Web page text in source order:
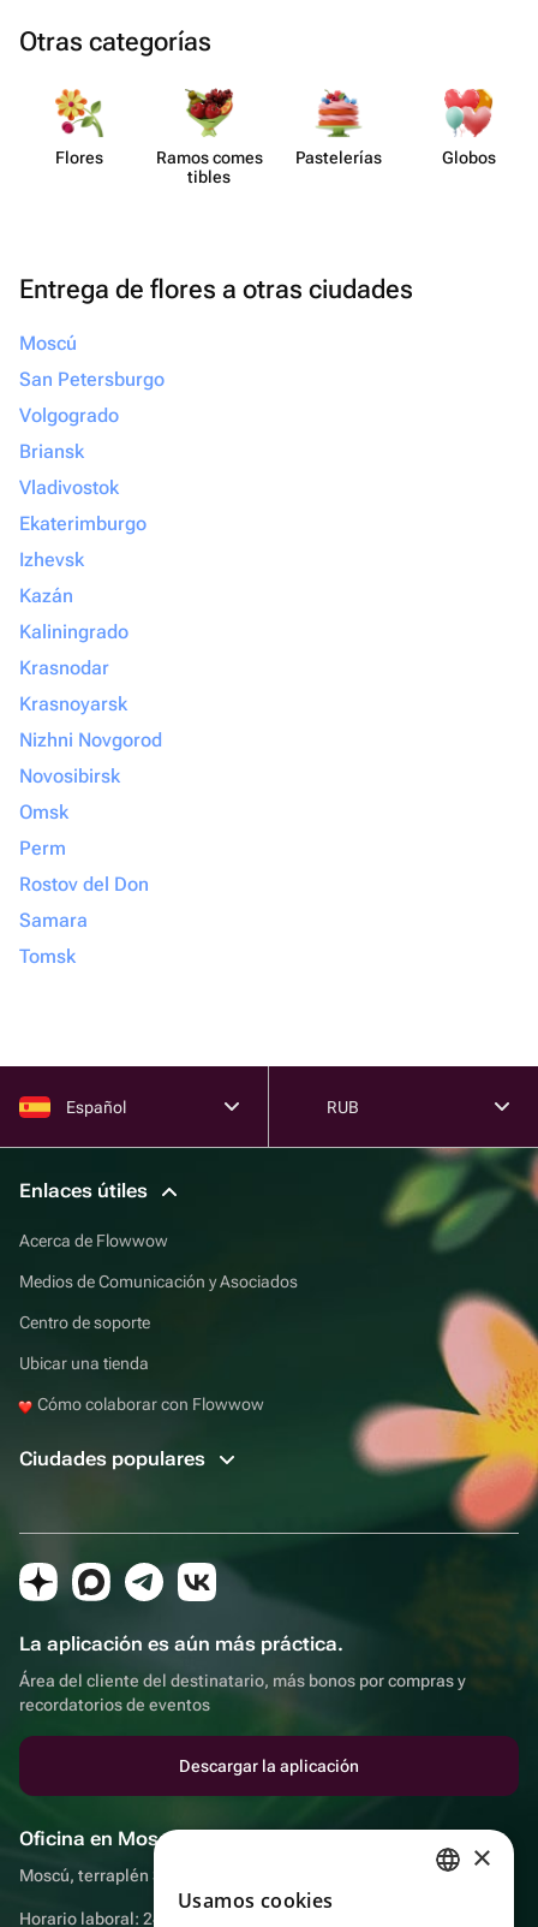
Otras categorías
Flores
Ramos comes​
tibles
Paste​lerías Globos
Entrega de flores a otras ciudades
Moscú
San Petersburgo
Volgogrado
Briansk
Vladivostok
Ekaterimburgo
Izhevsk
Kazán
Kaliningrado
Krasnodar
Krasnoyarsk
Nizhni Novgorod
Novosibirsk
Omsk
Perm
Rostov del Don
Samara
Tomsk
Español RUB
Enlaces útiles
Acerca de Flowwow
Medios de Comunicación y Asociados
Centro de soporte
Ubicar una tienda
Cómo colaborar con Flowwow
Ciudades populares
La aplicación es aún más práctica.
Área del cliente del destinatario, más bonos por compras y
recordatorios de eventos
Descargar la aplicación
Oficina en Moscú
Moscú, terraplén Sadovnicheskaya, 9, sala 2/3
Horario laboral: 24 horas
×
Usamos cookies